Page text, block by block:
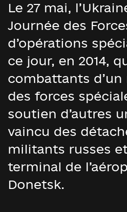
Le 27 mai,
Journée des
d’opérations
ce jour, en 2014,
combattants
des forces
soutien d’autres
vaincu des
militants russes
terminal de
Donetsk.